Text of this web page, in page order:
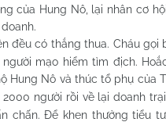
của Hung Nô, lại nhân cơ
có thắng thua. Cháu gọi
mạo hiểm tìm địch.
Hung Nô và thúc tổ phụ của
2000 người rồi về lại doanh
chấn. Để khen thưởng tiểu